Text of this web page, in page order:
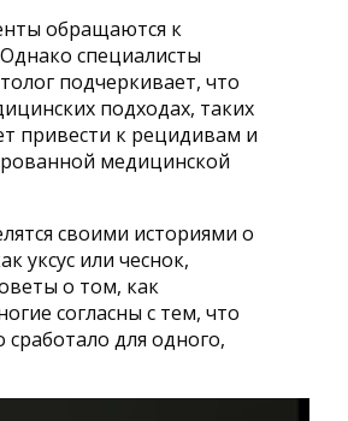
обращаются к
специалисты
подчеркивает, что
подходах, таких
привести к рецидивам и
медицинской
своими историями о
уксус или чеснок,
о том, как
согласны с тем, что
для одного,